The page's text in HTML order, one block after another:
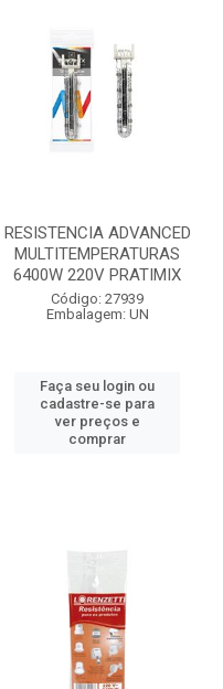
RESISTENCIA ADVANCED
MULTITEMPERATURAS
6400W 220V PRATIMIX
Código: 27939
Embalagem: UN
Faça seu login ou
cadastre-se para
ver preços e
comprar